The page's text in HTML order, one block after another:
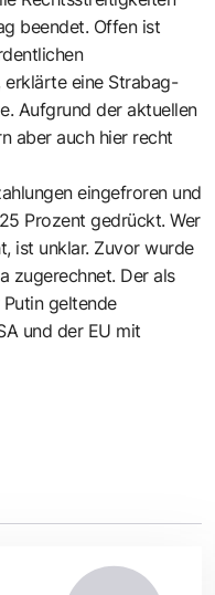
beendet. Offen ist
eine Strabag-
Aufgrund der aktuellen
aber auch hier recht
eingefroren und
Prozent gedrückt. Wer
ist unklar. Zuvor wurde
zugerechnet. Der als
geltende
und der EU mit